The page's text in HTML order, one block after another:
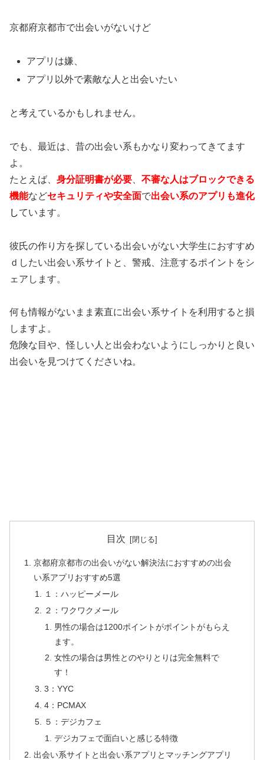
京都府京都市で出会いがないけど
アプリは嫌、
アプリ以外で素敵な人と出会いたい
と考えているかもしれません。
でも、最近は、昔の出会い系もかなり変わってきてます
よ。
たとえば、 身分証明書が必要
不審な人はブロックできる
機能などセキュリティや安全面で出会い系のアプリも進化
しています。
彼氏の作り方を探している出会いがない大学生におすすめ
ｄしたい出会い系サイトと、警戒、注意するポイントをシ
ェアします。
何も情報がないまま素直に出会い系サイトを利用すると損
しますよ。
危険な目や、怪しい人と出会わないようにしっかりと良い
出会いを見つけてくださいね。
目次
京都府京都市の出会いがない解決法におすすめの出会
い系アプリおすすめ5選
１：ハッピーメール
２：ワクワクメール
男性の場合は1200ポイントがポイントがもらえ
ます。
女性の場合は男性とのやりとりは完全無料で
す！
3：YYC
4：PCMAX
５：デジカフェ
デジカフェで面白いと感じる特徴
出会い系サイトと出会い系アプリとマッチングアプリ